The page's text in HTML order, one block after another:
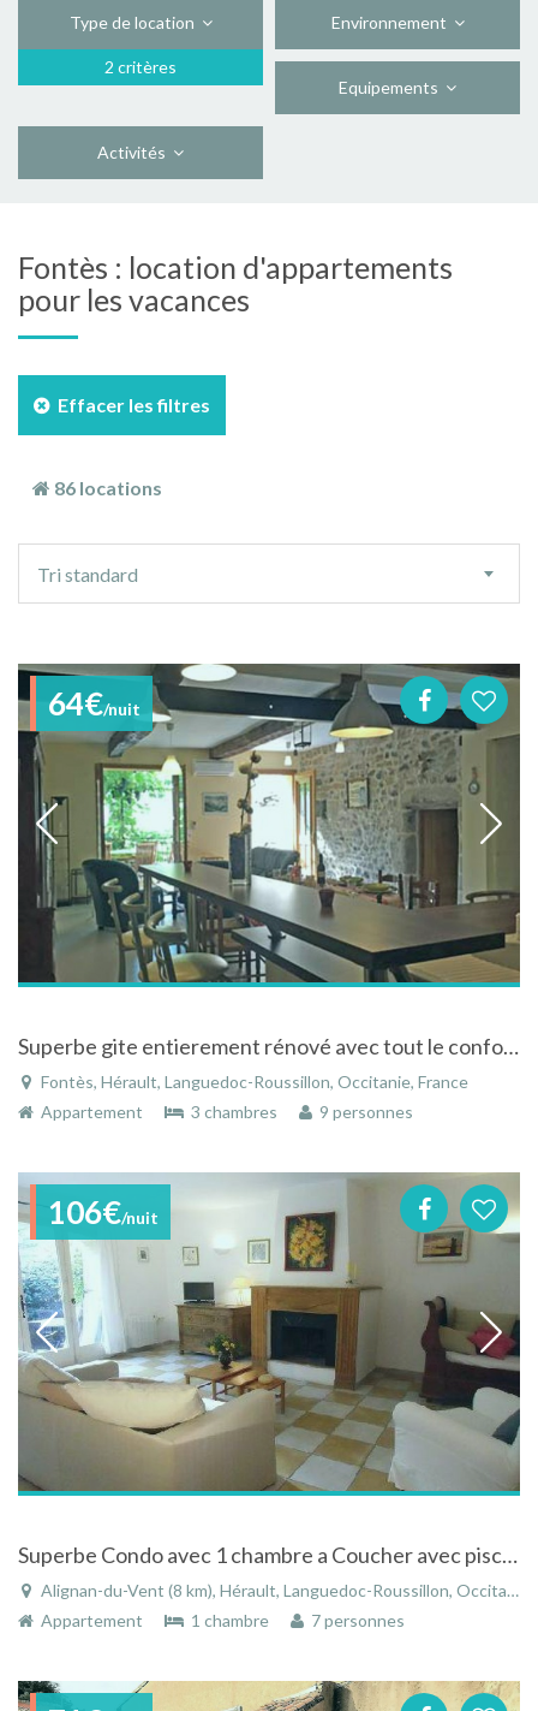
Type de location
2 critères
Environnement
Equipements
Activités
Fontès : location d'appartements
pour les vacances
Effacer les filtres
86 locations
tri
Tri standard
64€/nuit
Superbe gite entierement rénové avec tout le confort tout en gardant son passé.
Fontès, Hérault, Languedoc-Roussillon, Occitanie, France
Appartement
3 chambres 9 personnes
106€/nuit
Superbe Condo avec 1 chambre a Coucher avec piscine chauffé proche mer dans Sud France
Alignan-du-Vent (8 km), Hérault, Languedoc-Roussillon, Occitanie, France
Appartement
1 chambre 7 personnes